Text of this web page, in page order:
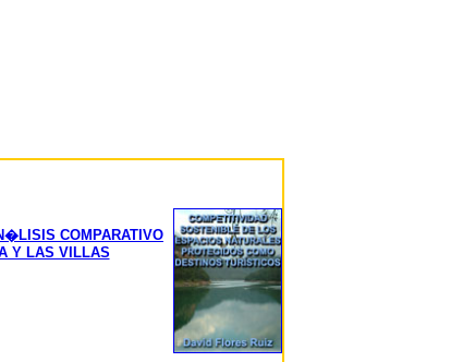
COMPARATIVO
Y LAS VILLAS